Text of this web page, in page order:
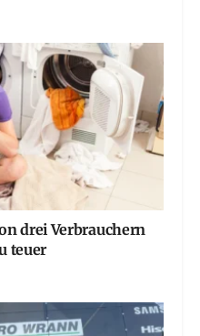
drei Verbrauchern
teuer